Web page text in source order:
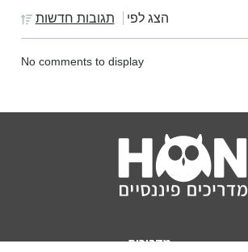
הצג לפי תגובות חדשות
No comments to display
מדריכים